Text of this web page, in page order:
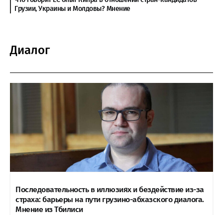
Грузии, Украины и Молдовы? Мнение
Диалог
Последовательность в иллюзиях и бездействие из-за
страха: барьеры на пути грузино-абхазского диалога.
Мнение из Тбилиси